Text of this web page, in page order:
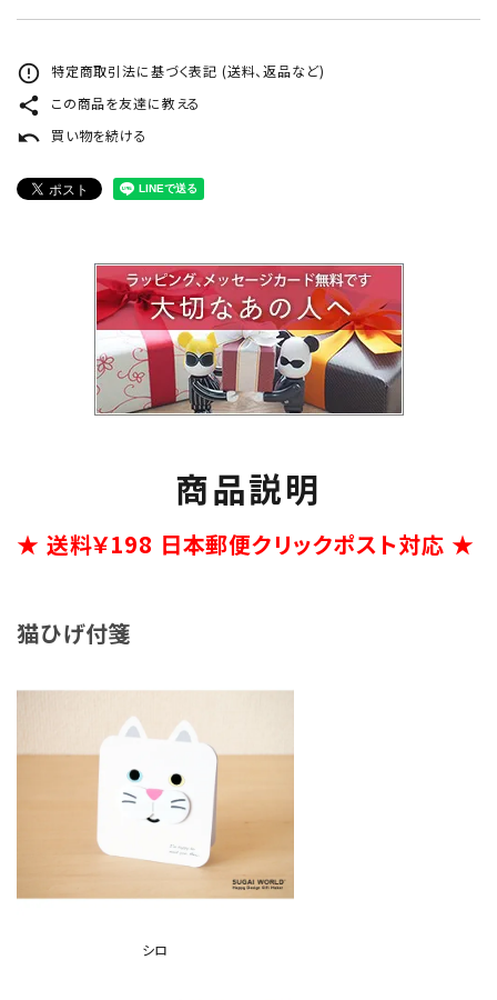
error_outline 特定商取引法に基づく表記 (送料、返品など)
share この商品を友達に教える
undo 買い物を続ける
商品説明
★ 送料￥198 日本郵便クリックポスト対応 ★
猫ひげ付箋
シロ